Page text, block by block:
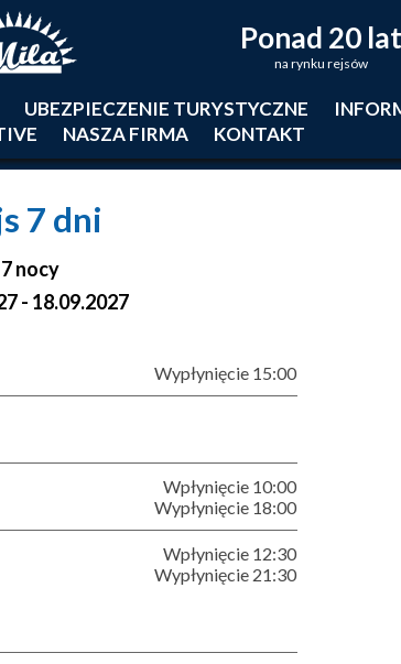
Ponad 20 lat
na rynku rejsów
UBEZPIECZENIE TURYSTYCZNE
NASZA FIRMA KONTAKT
7 dni
nocy
- 18.09.2027
Wypłynięcie 15:00
Wpłynięcie 10:00
Wypłynięcie 18:00
Wpłynięcie 12:30
Wypłynięcie 21:30